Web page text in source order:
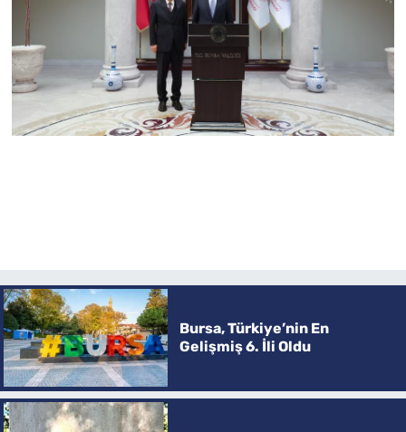
Bursa, Türkiye’nin En
Gelişmiş 6. İli Oldu